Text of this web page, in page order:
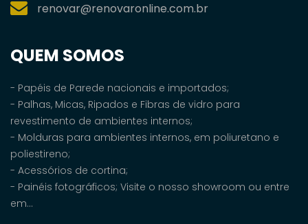
renovar@renovaronline.com.br
QUEM SOMOS
- Papéis de Parede nacionais e importados;
- Palhas, Micas, Ripados e Fibras de vidro para
revestimento de ambientes internos;
- Molduras para ambientes internos, em poliuretano e
poliestireno;
- Acessórios de cortina;
- Painéis fotográficos; Visite o nosso showroom ou entre
em...